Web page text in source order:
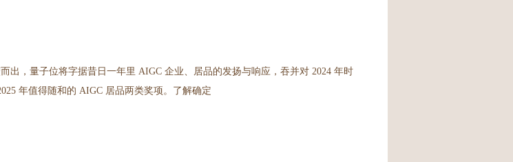
出，量子位将字据昔日一年里 AIGC 企业、居品的发扬与响应，吞并对 2024 年时
年值得随和的 AIGC 居品两类奖项。了解确定